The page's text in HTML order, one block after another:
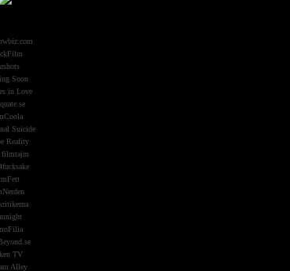
Soon
in Love
Suicide
Reality
TV
Alley